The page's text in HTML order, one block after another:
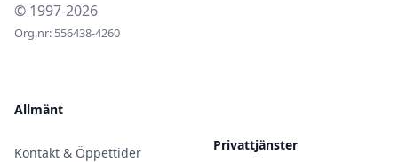
© 1997-2026
Org.nr: 556438-4260
Allmänt
Kontakt & Öppettider Privattjänster